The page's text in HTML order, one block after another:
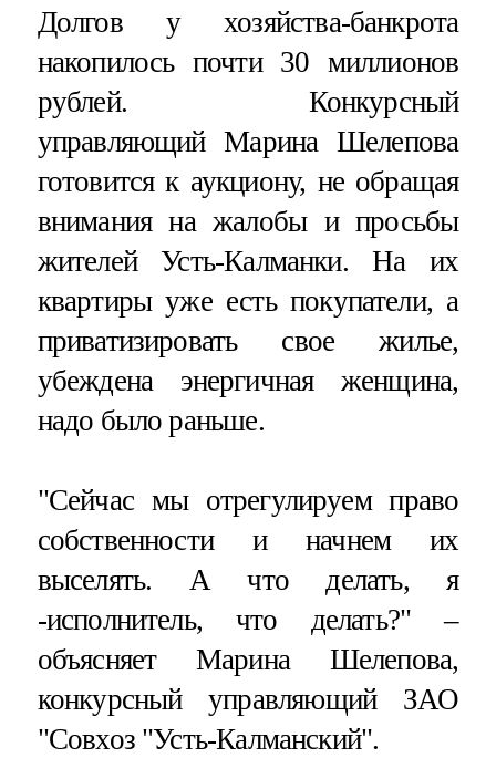
Долгов у хозяйства-банкрота
накопилось почти 30 миллионов
рублей. Конкурсный
управляющий Марина Шелепова
готовится к аукциону, не обращая
внимания на жалобы и просьбы
жителей Усть-Калманки. На их
квартиры уже есть покупатели, а
приватизировать свое жилье,
убеждена энергичная женщина,
надо было раньше.
"Сейчас мы отрегулируем право
собственности и начнем их
выселять. А что делать, я
-исполнитель, что делать?" –
объясняет Марина Шелепова,
конкурсный управляющий ЗАО
"Совхоз "Усть-Калманский".